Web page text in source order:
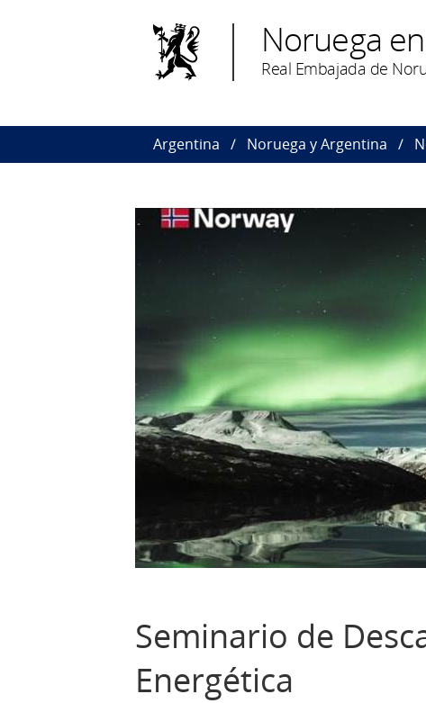
Noruega
Real Embajada de
Argentina Noruega y Argentina
Seminario de
Energética